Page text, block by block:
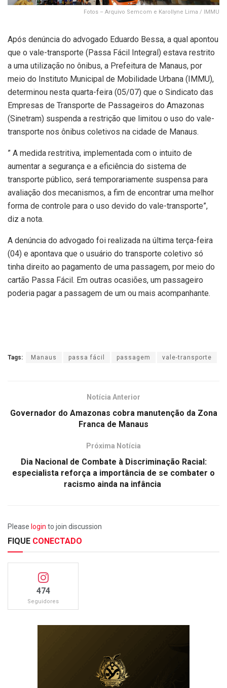
Fotos – Arquivo Semcom e Karollyne Lima / IMMU
Após denúncia do advogado Eduardo Bessa, a qual apontou
que o vale-transporte (Passa Fácil Integral) estava restrito
a uma utilização no ônibus, a Prefeitura de Manaus, por
meio do Instituto Municipal de Mobilidade Urbana (IMMU),
determinou nesta quarta-feira (05/07) que o Sindicato das
Empresas de Transporte de Passageiros do Amazonas
(Sinetram) suspenda a restrição que limitou o uso do vale-
transporte nos ônibus coletivos na cidade de Manaus.
” A medida restritiva, implementada com o intuito de
aumentar a segurança e a eficiência do sistema de
transporte público, será temporariamente suspensa para
avaliação dos mecanismos, a fim de encontrar uma melhor
forma de controle para o uso devido do vale-transporte”,
diz a nota.
A denúncia do advogado foi realizada na última terça-feira
(04) e apontava que o usuário do transporte coletivo só
tinha direito ao pagamento de uma passagem, por meio do
cartão Passa Fácil. Em outras ocasiões, um passageiro
poderia pagar a passagem de um ou mais acompanhante.
Tags: Manaus passa fácil passagem vale-transporte
Notícia Anterior
Governador do Amazonas cobra manutenção da Zona
Franca de Manaus
Próxima Notícia
Dia Nacional de Combate à Discriminação Racial:
especialista reforça a importância de se combater o
racismo ainda na infância
Please login to join discussion
FIQUE CONECTADO
474
Seguidores